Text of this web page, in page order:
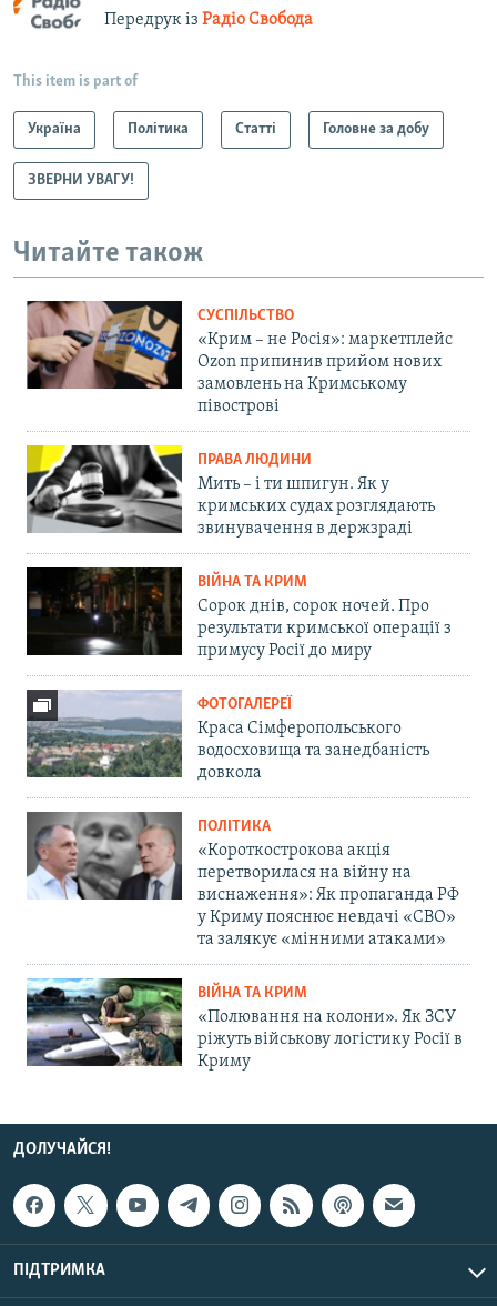
Передрук із Радіо Свобода
This item is part of
Україна Політика Статті Головне за добу
ЗВЕРНИ УВАГУ!
Читайте також
СУСПІЛЬСТВО
«Крим – не Росія»: маркетплейс
Ozon припинив прийом нових
замовлень на Кримському
півострові
ПРАВА ЛЮДИНИ
Мить – і ти шпигун. Як у
кримських судах розглядають
звинувачення в держзраді
ВІЙНА ТА КРИМ
Сорок днів, сорок ночей. Про
результати кримської операції з
примусу Росії до миру
ФОТОГАЛЕРЕЇ
Краса Сімферопольського
водосховища та занедбаність
довкола
ПОЛІТИКА
«Короткострокова акція
перетворилася на війну на
виснаження»: Як пропаганда РФ
у Криму пояснює невдачі «СВО»
та залякує «мінними атаками»
ВІЙНА ТА КРИМ
«Полювання на колони». Як ЗСУ
ріжуть військову логістику Росії в
Криму
ДОЛУЧАЙСЯ!
ПІДТРИМКА